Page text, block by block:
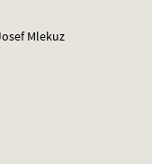
Mlekuz